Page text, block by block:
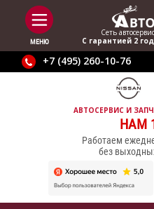
МЕНЮ
Сеть
С гарантией 2
+7 (495) 260-10-76
АВТОСЕРВИС И
НАМ
Работаем
без